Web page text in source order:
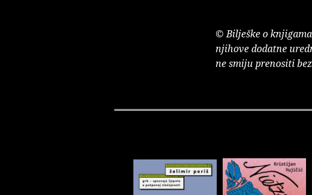
© Bilješke o
njihove dodatne
ne smiju prenositi